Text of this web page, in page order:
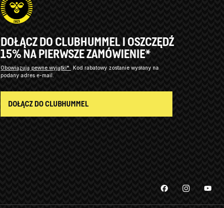
DOŁĄCZ DO CLUBHUMMEL I OSZCZĘDŹ
15% NA PIERWSZE ZAMÓWIENIE*
Obowiązują pewne wyjątki* Kod rabatowy zostanie wysłany na
podany adres e-mail.
DOŁĄCZ DO CLUBHUMMEL